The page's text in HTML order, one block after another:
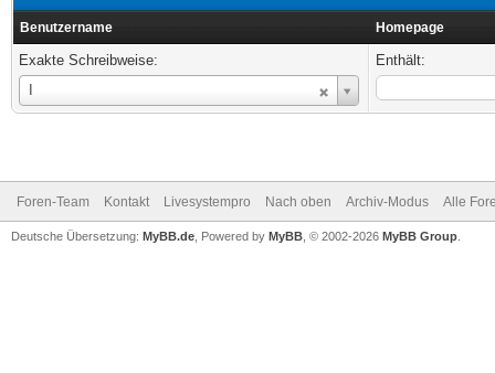
Benutzername Homepage
Exakte Schreibweise:
Benutzername
Enthält:
Foren-Team Kontakt Livesystempro Nach oben Archiv-Modus Alle
Deutsche Übersetzung: MyBB.de , Powered by MyBB , © 2002-2026 MyBB Group